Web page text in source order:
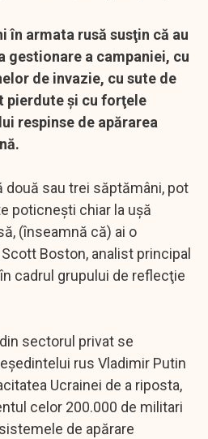
în armata rusă susţin că au
gestionare a campaniei, cu
de invazie, cu sute de
pierdute şi cu forţele
respinse de apărarea
două sau trei săptămâni, pot
poticneşti chiar la uşă
(înseamnă că) ai o
Boston, analist principal
cadrul grupului de reflecţie
sectorul privat se
rus Vladimir Putin
Ucrainei de a riposta,
celor 200.000 de militari
de apărare